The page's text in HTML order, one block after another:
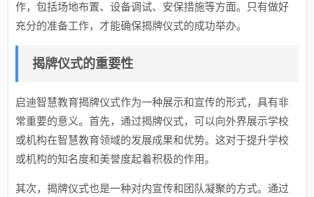
作，包括场地布置、设备调试、安保措施等方面。只有做好
充分的准备工作，才能确保揭牌仪式的成功举办。
揭牌仪式的重要性
启迪智慧教育揭牌仪式作为一种展示和宣传的形式，具有非
常重要的意义。首先，通过揭牌仪式，可以向外界展示学校
或机构在智慧教育领域的发展成果和优势。这对于提升学校
或机构的知名度和美誉度起着积极的作用。
其次，揭牌仪式也是一种对内宣传和团队凝聚的方式。通过